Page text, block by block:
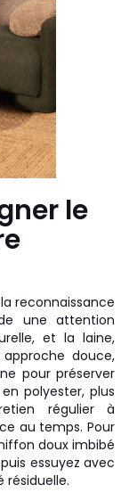
le
reconnaissance
une attention
et la laine,
douce,
pour préserver
polyester, plus
régulier à
au temps. Pour
doux imbibé
essuyez avec